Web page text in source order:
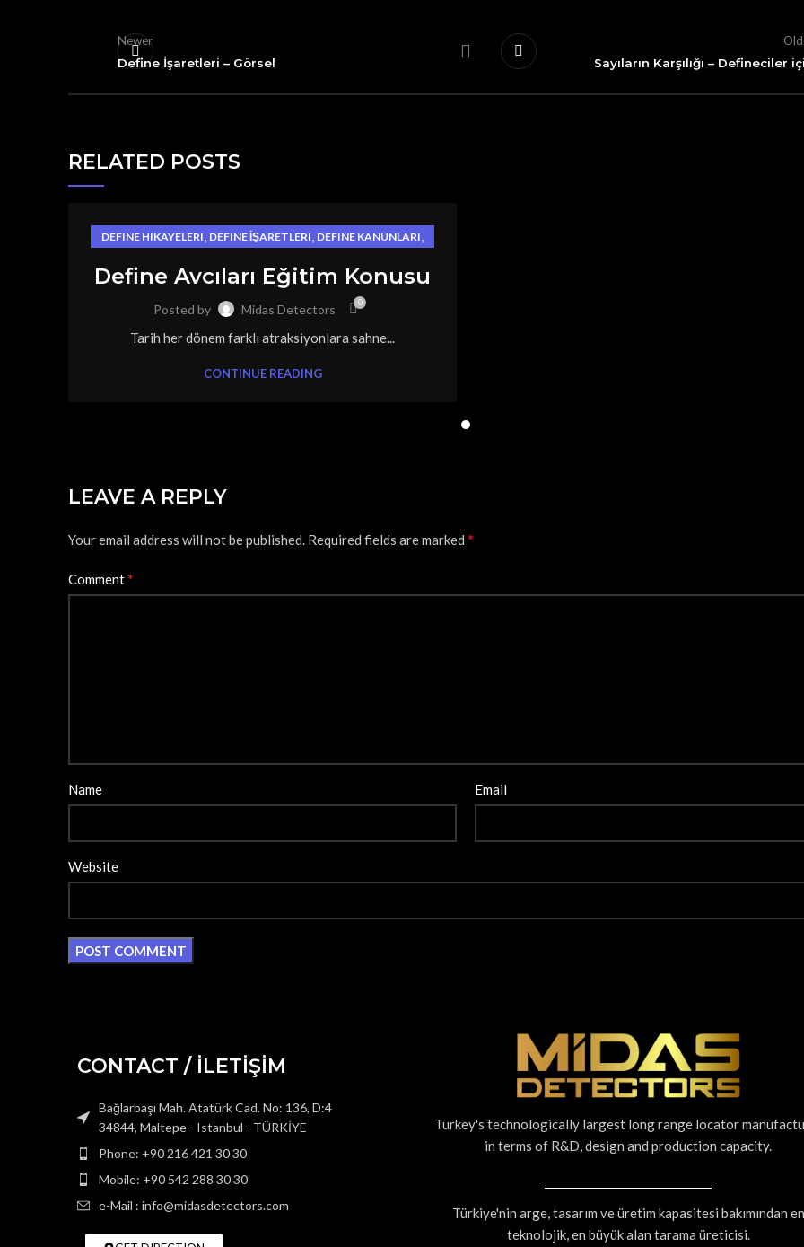
Newer
Define İşaretleri – Görsel
Sayıların Karşılığı – Defineciler
RELATED POSTS
DEFINE HIKAYELERI, DEFINE İŞARETLERI, DEFINE KANUNLARI,
Define Avcıları Eğitim Konusu
Posted by Midas Detectors 0
Tarih her dönem farklı atraksiyonlara sahne...
CONTINUE READING
LEAVE A REPLY
Your email address will not be published. Required fields are marked *
Comment*
Name Email
Website
CONTACT / İLETİŞİM
Bağlarbaşı Mah. Atatürk Cad. No: 136, D:4
34844, Maltepe - Istanbul - TÜRKİYE
Phone: +90 216 421 30 30
Mobile: +90 542 288 30 30
e-Mail : info@midasdetectors.com
Turkey's technologically largest long range locator
in terms of R&D, design and production capacity.
Türkiye'nin arge, tasarım ve üretim kapasitesi bakımından en
teknolojik, en büyük alan tarama üreticisi.